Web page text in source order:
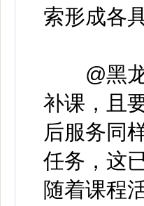
索形成各
@黑龙
补课，且
后服务同
任务，这
随着课程